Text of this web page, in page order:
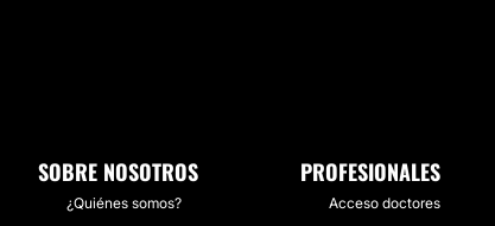
SOBRE NOSOTROS
¿Quiénes somos?
PROFESIONALES
Acceso doctores